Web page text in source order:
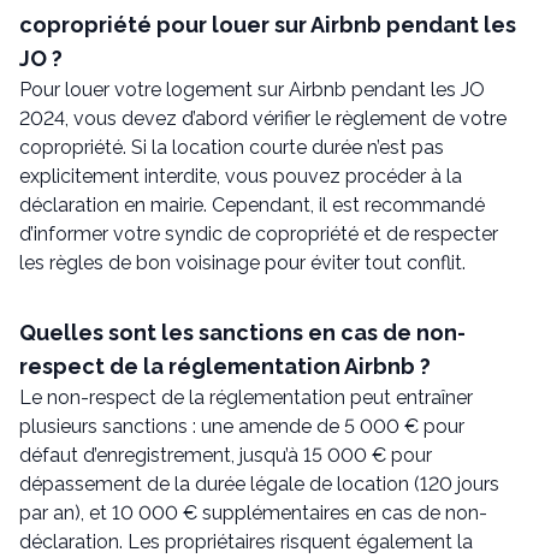
copropriété pour louer sur Airbnb pendant les
JO ?
Pour louer votre logement sur Airbnb pendant les JO
2024, vous devez d’abord vérifier le règlement de votre
copropriété. Si la location courte durée n’est pas
explicitement interdite, vous pouvez procéder à la
déclaration en mairie. Cependant, il est recommandé
d’informer votre syndic de copropriété et de respecter
les règles de bon voisinage pour éviter tout conflit.
Quelles sont les sanctions en cas de non-
respect de la réglementation Airbnb ?
Le non-respect de la réglementation peut entraîner
plusieurs sanctions : une amende de 5 000 € pour
défaut d’enregistrement, jusqu’à 15 000 € pour
dépassement de la durée légale de location (120 jours
par an), et 10 000 € supplémentaires en cas de non-
déclaration. Les propriétaires risquent également la